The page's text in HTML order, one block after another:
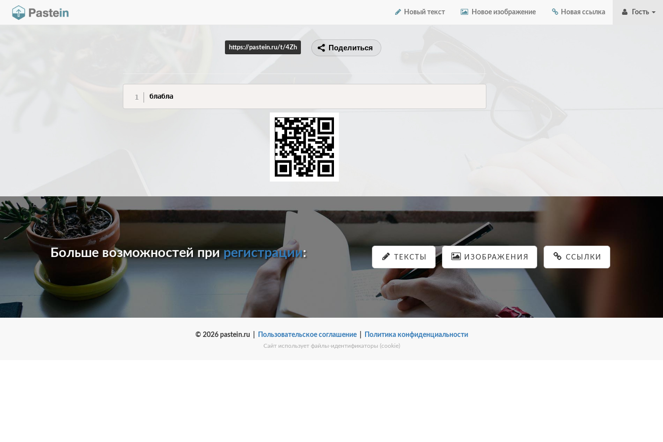
Новый текст Новое изображение Новая ссылка Гость
https://pastein.ru/t/4Zh Поделиться
блабла
Больше возможностей прирегистрации: ТЕКСТЫ ИЗОБРАЖЕНИЯ ССЫЛКИ
© 2026 pastein.ru | Пользовательское соглашение| Политика конфиденциальности
Сайт использует файлы-идентификаторы (cookie)